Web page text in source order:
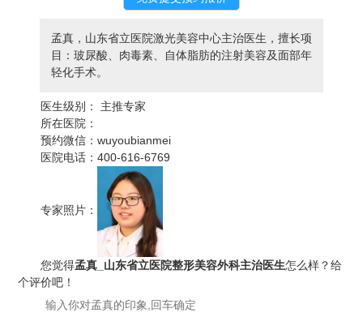
孟真，山东省立医院激光美容中心主治医生，擅长项
目：玻尿酸、肉毒素、自体脂肪的注射美容及面部年
轻化手术。
医生级别：
主推专家
所在医院：
预约微信：wuyoubianmei
医院电话：400-616-6769
专家照片：
您觉得孟真_山东省立医院整形美容外科主治医生怎么样？给
个评价吧！